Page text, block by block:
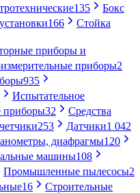
135
Бокс
166
Стойка
приборы и
приборы2
935
Испытательное
приборы32
Средства
253 Датчики1 042
диафрагмы120
машины108
Промышленные пылесосы2
16
Строительные